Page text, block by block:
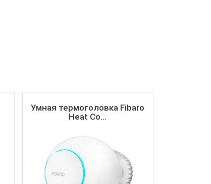
Умная термоголовка Fibaro
Heat Co...